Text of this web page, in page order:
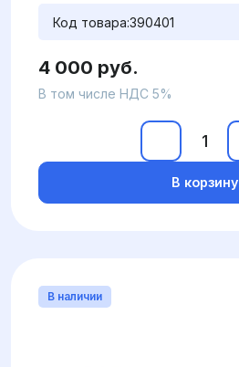
Код товара:390401
4 000 руб.
В том числе НДС 5%
В корзину
В наличии